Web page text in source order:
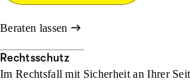
Beraten lassen
Rechtsschutz
Im Rechtsfall mit Sicher­heit an Ihrer